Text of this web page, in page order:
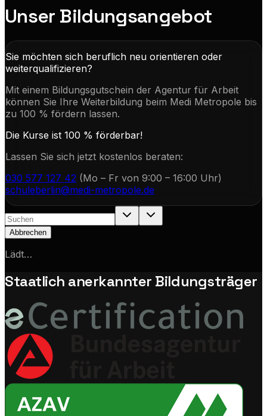
Unser Bildungsangebot
Sie möchten sich beruflich neu orientieren oder
weiterqualifizieren?
Mit einem Bildungsgutschein der Agentur für Arbeit
können Sie Ihre Weiterbildung beim Medi Metropole bis
zu 100 % fördern lassen.
Die Kurse ist 100 % förderbar!
Lassen Sie sich jetzt kostenlos beraten:
030 577 127 42 (Mo – Fr von 9:00 – 16:00 Uhr)
schuleberlin@medi-metropole.de
Abbrechen
Lädt…
Staatlich anerkannter Bildungsträger